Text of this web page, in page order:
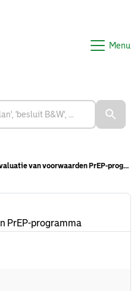
Menu
van voorwaarden PrEP-programma
PrEP-programma